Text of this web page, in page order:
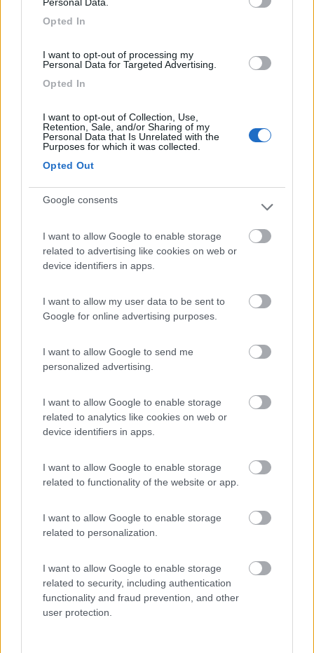
Opted In
I want to opt-out of processing my
Personal Data for Targeted Advertising.
Opted In
I want to opt-out of Collection, Use,
Retention, Sale, and/or Sharing of my
Personal Data that Is Unrelated with the
Purposes for which it was collected.
Opted Out
Google consents
I want to allow Google to enable storage
related to advertising like cookies on web or
device identifiers in apps.
I want to allow my user data to be sent to
Google for online advertising purposes.
I want to allow Google to send me
personalized advertising.
I want to allow Google to enable storage
related to analytics like cookies on web or
device identifiers in apps.
I want to allow Google to enable storage
related to functionality of the website or app.
I want to allow Google to enable storage
related to personalization.
I want to allow Google to enable storage
related to security, including authentication
functionality and fraud prevention, and other
user protection.
è mollata la guardia troppo in anticipo e di questo azzardato
anticipo ne subiremo altre gravi conseguenze , ok l'economia
masivo
15688
Dai che con: Draghi, i vaccini, fortuna e tanto ottimismo, ce la
faremo.....ad andare a sciare questo inverno .
Sabato sono stato ad un matrimonio, ho visto cose che Voi
.
masivo
15688
In risposta al messaggio diLbordel
A proposito dei nuovi focolai (vedi Lazio) e uso improprio dei vocaboli ... i
frequentatori di un campeggio non si dovrebbero chiamare
campeggiatori ? Camperisti definisce una specifica categoria di fruitori. A
meno che non sia solo area camper/roulotte…. Lorenzo